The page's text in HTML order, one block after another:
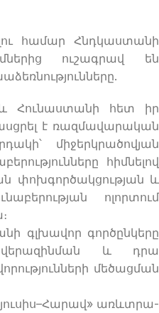
համար Հնդկաստանի
ուշագրավ են
և Հունաստանի հետ իր
է ռազմավարական
միջերկրածովյան
հիմնելով
փոխգործակցության և
ոլորտում
գլխավոր գործընկերը
և դրա
մեծացման
առևտրա-